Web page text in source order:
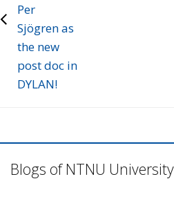
Per
Sjögren as
the new
post doc in
DYLAN!
Blogs of NTNU